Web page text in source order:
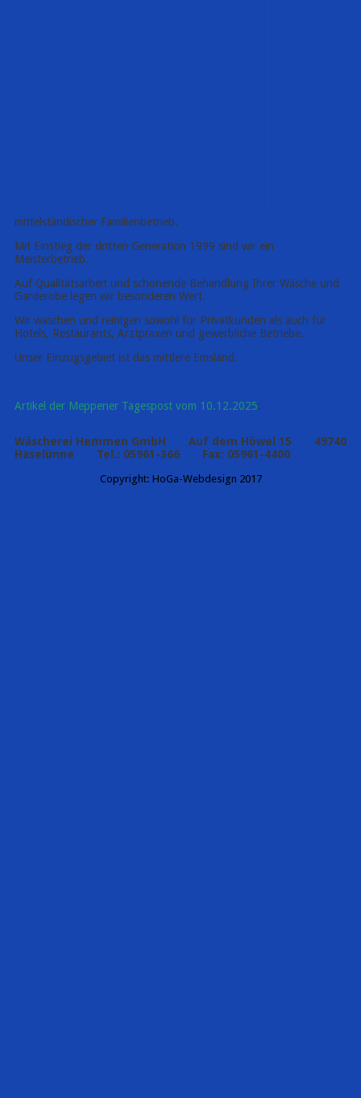
mittelständischer Familienbetrieb.
Mit Einstieg der dritten Generation 1999 sind wir ein
Meisterbetrieb.
Auf Qualitätsarbeit und schonende Behandlung Ihrer Wäsche und
Garderobe legen wir besonderen Wert.
Wir waschen und reinigen sowohl für Privatkunden als auch für
Hotels, Restaurants, Arztpraxen und gewerbliche Betriebe.
Unser Einzugsgebiet ist das mittlere Emsland.
Artikel der Meppener Tagespost vom 10.12.2025:
Wäscherei Hemmen GmbH Auf dem Höwel 15 49740
Haselünne Tel.: 05961-366 Fax: 05961-4400
Copyright: HoGa-Webdesign 2017